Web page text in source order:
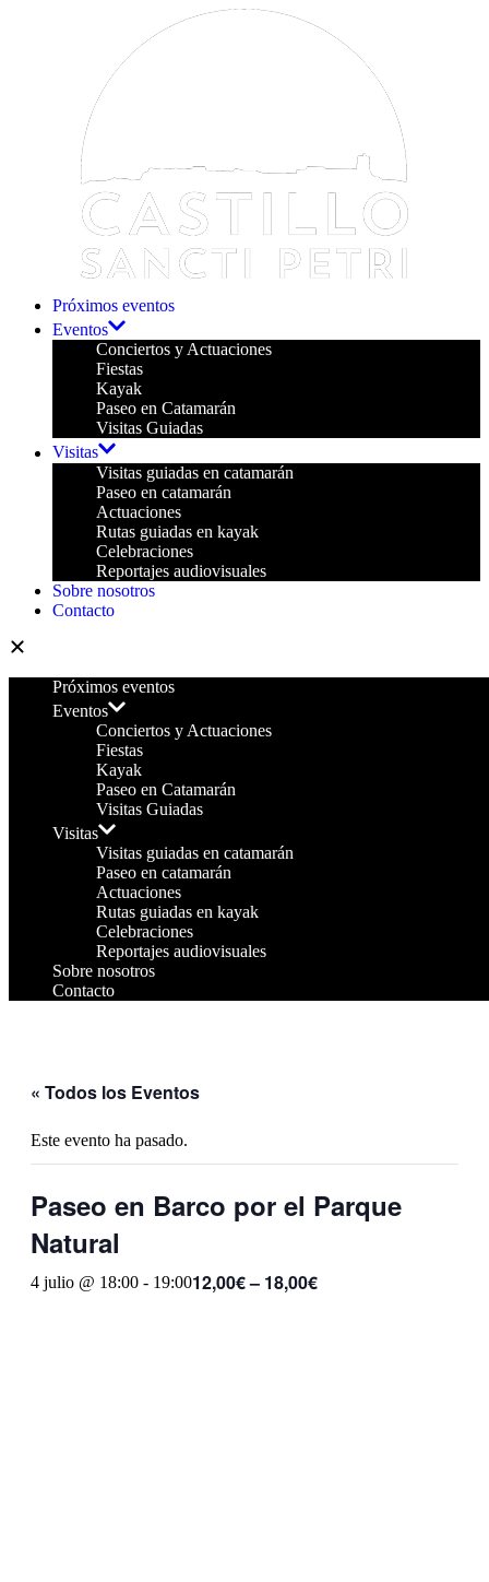
Próximos eventos
Eventos
Conciertos y Actuaciones
Fiestas
Kayak
Paseo en Catamarán
Visitas Guiadas
Visitas
Visitas guiadas en catamarán
Paseo en catamarán
Actuaciones
Rutas guiadas en kayak
Celebraciones
Reportajes audiovisuales
Sobre nosotros
Contacto
Próximos eventos
Eventos
Conciertos y Actuaciones
Fiestas
Kayak
Paseo en Catamarán
Visitas Guiadas
Visitas
Visitas guiadas en catamarán
Paseo en catamarán
Actuaciones
Rutas guiadas en kayak
Celebraciones
Reportajes audiovisuales
Sobre nosotros
Contacto
« Todos los Eventos
Este evento ha pasado.
Paseo en Barco por el Parque
Natural
4 julio @ 18:00 - 19:0012,00€ – 18,00€